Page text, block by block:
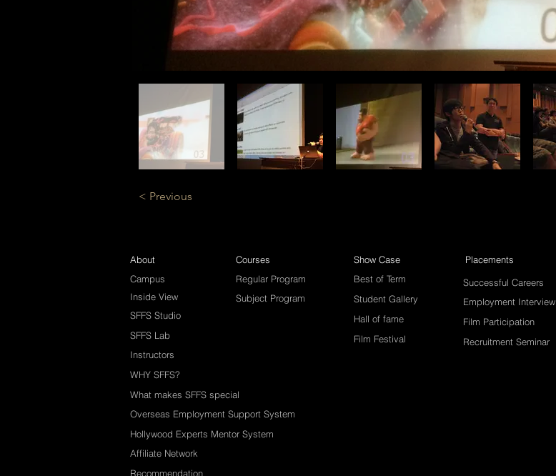
< Previous
About
Campus
Instructors
SFFS Lab
SFFS Studio
Inside View
WHY SFFS?
What makes SFFS special
Hollywood Experts Mentor System
Overseas Employment Support System
Affiliate Network
Recommendation
Regular Program
Subject Program
Courses
Best of Term
Student Gallery
Hall of fame
Film Festival
Show Case
Placements
Successful Careers
Film Participation
Employment Interview
Recruitment Seminar